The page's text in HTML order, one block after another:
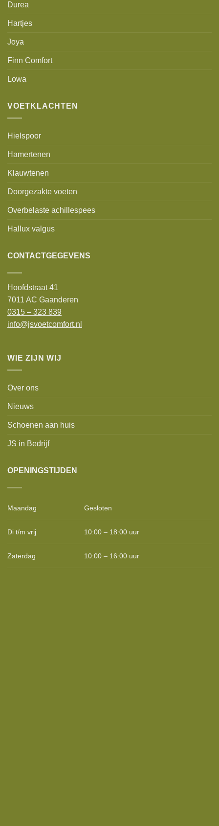
Durea
Hartjes
Joya
Finn Comfort
Lowa
VOETKLACHTEN
Hielspoor
Hamertenen
Klauwtenen
Doorgezakte voeten
Overbelaste achillespees
Hallux valgus
CONTACTGEGEVENS
Hoofdstraat 41
7011 AC Gaanderen
0315 – 323 839
info@jsvoetcomfort.nl
WIE ZIJN WIJ
Over ons
Nieuws
Schoenen aan huis
JS in Bedrijf
OPENINGSTIJDEN
Maandag Gesloten
Di t/m vrij 10:00 – 18:00 uur
Zaterdag 10:00 – 16:00 uur